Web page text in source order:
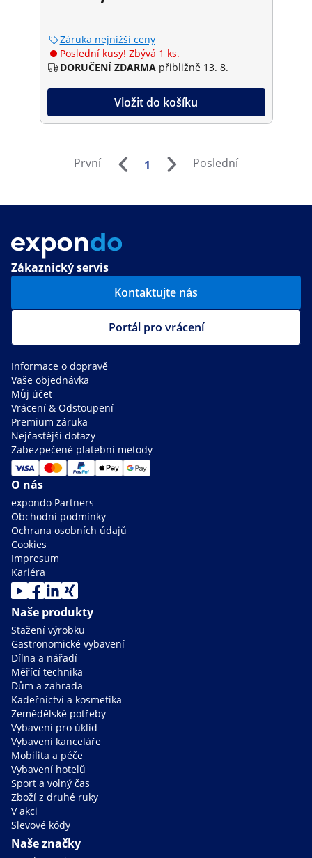
Záruka nejnižší ceny
Poslední kusy! Zbývá 1 ks.
DORUČENÍ ZDARMA přibližně 13. 8.
Vložit do košíku
První 1 Poslední
Zákaznický servis
Kontaktujte nás
Portál pro vrácení
Informace o dopravě
Vaše objednávka
Můj účet
Vrácení & Odstoupení
Premium záruka
Nejčastější dotazy
Zabezpečené platební metody
O nás
expondo Partners
Obchodní podmínky
Ochrana osobních údajů
Cookies
Impresum
Kariéra
Naše produkty
Stažení výrobku
Gastronomické vybavení
Dílna a nářadí
Měřící technika
Dům a zahrada
Kadeřnictví a kosmetika
Zemědělské potřeby
Vybavení pro úklid
Vybavení kanceláře
Mobilita a péče
Vybavení hotelů
Sport a volný čas
Zboží z druhé ruky
V akci
Slevové kódy
Naše značky